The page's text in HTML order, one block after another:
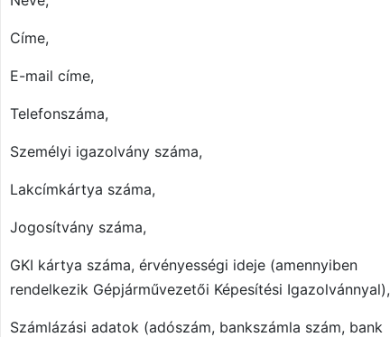
Címe,
E-mail címe,
Telefonszáma,
Személyi igazolvány száma,
Lakcímkártya száma,
Jogosítvány száma,
GKI kártya száma, érvényességi ideje (amennyiben
rendelkezik Gépjárművezetői Képesítési Igazolvánnyal),
Számlázási adatok (adószám, bankszámla szám, bank